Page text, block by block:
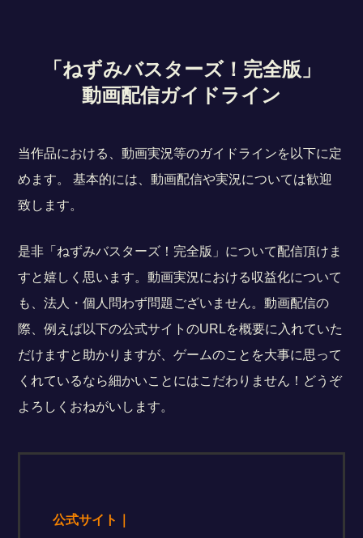
「ねずみバスターズ！完全版」
動画配信ガイドライン
当作品における、動画実況等のガイドラインを以下に定
めます。 基本的には、動画配信や実況については歓迎
致します。
是非「ねずみバスターズ！完全版」について配信頂けま
すと嬉しく思います。動画実況における収益化について
も、法人・個人問わず問題ございません。動画配信の
際、例えば以下の公式サイトのURLを概要に入れていた
だけますと助かりますが、ゲームのことを大事に思って
くれているなら細かいことにはこだわりません！どうぞ
よろしくおねがいします。
公式サイト｜